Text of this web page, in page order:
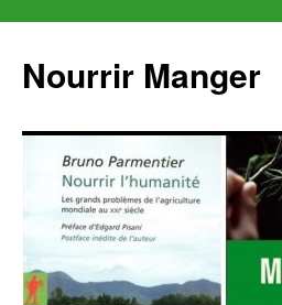
contenu
Nourrir Manger